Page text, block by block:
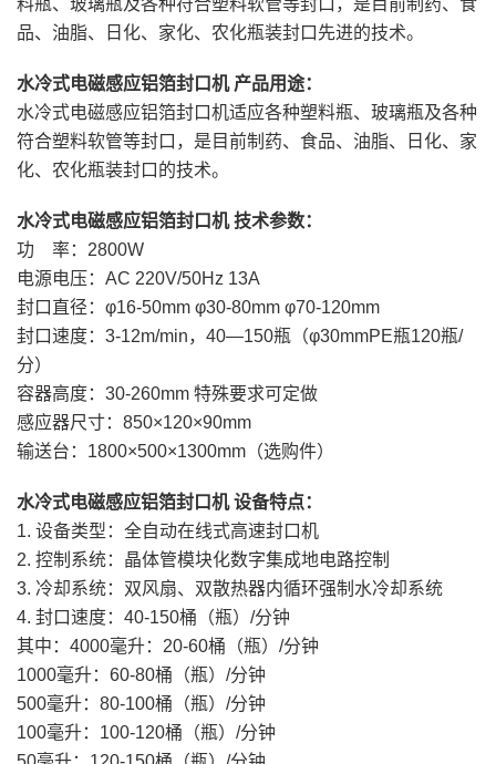
料瓶、玻璃瓶及各种符合塑料软管等封口，是目前制药、食
品、油脂、日化、家化、农化瓶装封口先进的技术。
水冷式电磁感应铝箔封口机 产品用途：
水冷式电磁感应铝箔封口机适应各种塑料瓶、玻璃瓶及各种
符合塑料软管等封口，是目前制药、食品、油脂、日化、家
化、农化瓶装封口的技术。
水冷式电磁感应铝箔封口机 技术参数：
功 率：2800W
电源电压：AC 220V/50Hz 13A
封口直径：φ16-50mm φ30-80mm φ70-120mm
封口速度：3-12m/min，40—150瓶（φ30mmPE瓶120瓶/
分）
容器高度：30-260mm 特殊要求可定做
感应器尺寸：850×120×90mm
输送台：1800×500×1300mm（选购件）
水冷式电磁感应铝箔封口机 设备特点：
1. 设备类型：全自动在线式高速封口机
2. 控制系统：晶体管模块化数字集成地电路控制
3. 冷却系统：双风扇、双散热器内循环强制水冷却系统
4. 封口速度：40-150桶（瓶）/分钟
其中：4000毫升：20-60桶（瓶）/分钟
1000毫升：60-80桶（瓶）/分钟
500毫升：80-100桶（瓶）/分钟
100毫升：100-120桶（瓶）/分钟